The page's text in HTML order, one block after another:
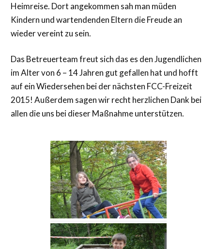
Heimreise. Dort angekommen sah man müden
Kindern und wartendenden Eltern die Freude an
wieder vereint zu sein.
Das Betreuerteam freut sich das es den Jugendlichen
im Alter von 6 – 14 Jahren gut gefallen hat und hofft
auf ein Wiedersehen bei der nächsten FCC-Freizeit
2015! Außerdem sagen wir recht herzlichen Dank bei
allen die uns bei dieser Maßnahme unterstützen.